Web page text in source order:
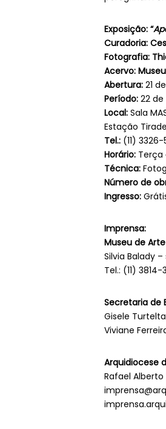
Exposição: “
Curadoria:
Fotografia:
Acervo:
Abertura: 21
Período: 22
Local: Sala
Estação
Tel.: (11)
Horário: Terça
Técnica:
Número de
Ingresso:
Imprensa:
Museu de
Silvia Balady
Tel.: (11) 3814-
Secretaria de
Gisele
Viviane
Arquidiocese
Rafael Alberto